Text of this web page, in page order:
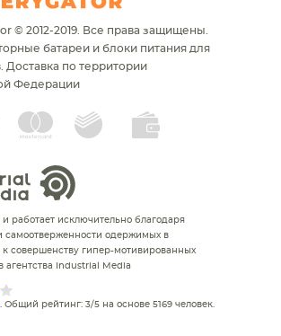
© 2012-2019. Все права защищены.
батареи и блоки питания для
Доставка по территории
Федерации
и работает исключительно благодаря
самоотверженности одержимых в
совершенству гипер-мотивированных
агентства Industrial Media
. Общий рейтинг: 3/5 на основе 5169 человек.